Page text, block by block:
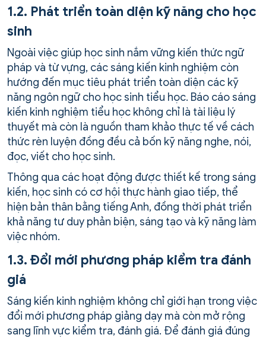
1.2. Phát triển toàn diện kỹ năng cho học
sinh
Ngoài việc giúp học sinh nắm vững kiến thức ngữ
pháp và từ vựng, các sáng kiến kinh nghiệm còn
hướng đến mục tiêu phát triển toàn diện các kỹ
năng ngôn ngữ cho học sinh tiểu học. Báo cáo sáng
kiến kinh nghiệm tiểu học không chỉ là tài liệu lý
thuyết mà còn là nguồn tham khảo thực tế về cách
thức rèn luyện đồng đều cả bốn kỹ năng nghe, nói,
đọc, viết cho học sinh.
Thông qua các hoạt động được thiết kế trong sáng
kiến, học sinh có cơ hội thực hành giao tiếp, thể
hiện bản thân bằng tiếng Anh, đồng thời phát triển
khả năng tư duy phản biện, sáng tạo và kỹ năng làm
việc nhóm.
1.3. Đổi mới phương pháp kiểm tra đánh
giá
Sáng kiến kinh nghiệm không chỉ giới hạn trong việc
đổi mới phương pháp giảng dạy mà còn mở rộng
sang lĩnh vực kiểm tra, đánh giá. Để đánh giá đúng